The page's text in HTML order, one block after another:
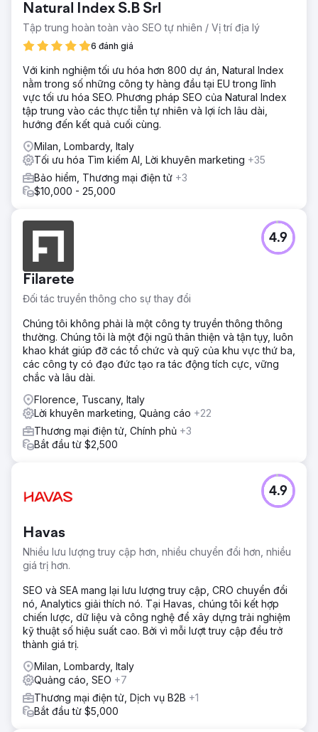
Natural Index S.B Srl
Tập trung hoàn toàn vào SEO tự nhiên / Vị trí địa lý
6 đánh giá
Với kinh nghiệm tối ưu hóa hơn 800 dự án, Natural Index
nằm trong số những công ty hàng đầu tại EU trong lĩnh
vực tối ưu hóa SEO. Phương pháp SEO của Natural Index
tập trung vào các thực tiễn tự nhiên và lợi ích lâu dài,
hướng đến kết quả cuối cùng.
Milan, Lombardy, Italy
Tối ưu hóa Tìm kiếm AI, Lời khuyên marketing +35
Bảo hiểm, Thương mại điện tử +3
$10,000 - 25,000
Filarete
Đối tác truyền thông cho sự thay đổi
4.9
Chúng tôi không phải là một công ty truyền thông thông
thường. Chúng tôi là một đội ngũ thân thiện và tận tụy, luôn
khao khát giúp đỡ các tổ chức và quỹ của khu vực thứ ba,
các công ty có đạo đức tạo ra tác động tích cực, vững
chắc và lâu dài.
Florence, Tuscany, Italy
Lời khuyên marketing, Quảng cáo +22
Thương mại điện tử, Chính phủ +3
Bắt đầu từ $2,500
Havas
Nhiều lưu lượng truy cập hơn, nhiều chuyển đổi hơn, nhiều
giá trị hơn.
4.9
SEO và SEA mang lại lưu lượng truy cập, CRO chuyển đổi
nó, Analytics giải thích nó. Tại Havas, chúng tôi kết hợp
chiến lược, dữ liệu và công nghệ để xây dựng trải nghiệm
kỹ thuật số hiệu suất cao. Bởi vì mỗi lượt truy cập đều trở
thành giá trị.
Milan, Lombardy, Italy
Quảng cáo, SEO +7
Thương mại điện tử, Dịch vụ B2B +1
Bắt đầu từ $5,000